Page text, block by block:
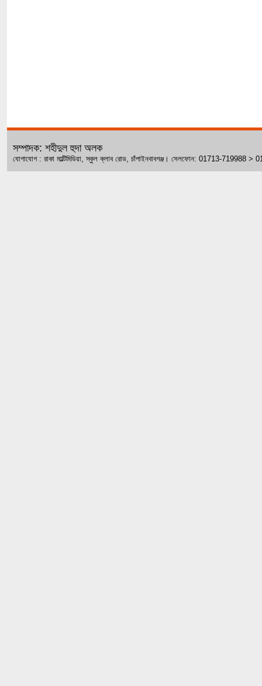
সম্পাদক: শহীদুল হুদা অলক
যোগাযোগ : রাকা মাল্টিমিডিয়া, স্কুল ক্লাব রোড, চাঁপাইনবাবগঞ্জ। সেলফোন: 01713-